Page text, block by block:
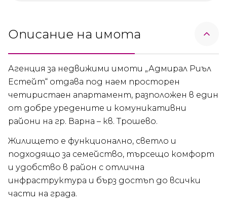
Описание на имота
Агенция за недвижими имоти „Адмирал Риъл
Естейт“ отдава под наем просторен
четиристаен апартамент, разположен в един
от добре уредените и комуникативни
райони на гр. Варна – кв. Трошево.
Жилището е функционално, светло и
подходящо за семейство, търсещо комфорт
и удобство в район с отлична
инфраструктура и бърз достъп до всички
части на града.